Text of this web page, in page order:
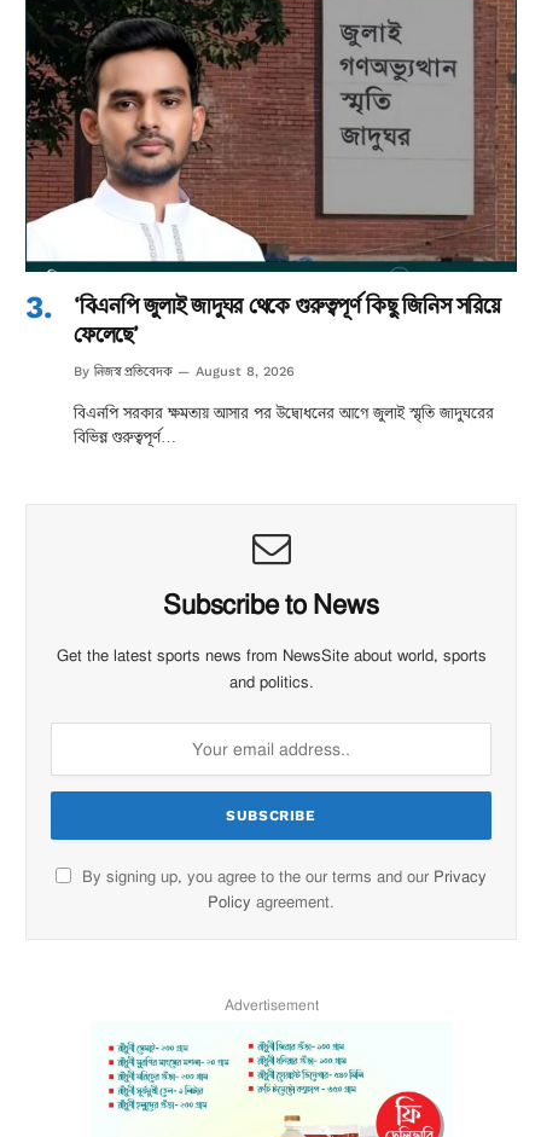
‘বিএনপি জুলাই জাদুঘর থেকে গুরুত্বপূর্ণ কিছু জিনিস সরিয়ে
ফেলেছে’
By নিজস্ব প্রতিবেদক August 8, 2026
বিএনপি সরকার ক্ষমতায় আসার পর উদ্বোধনের আগে জুলাই স্মৃতি জাদুঘরের
বিভিন্ন গুরুত্বপূর্ণ…
Subscribe to News
Get the latest sports news from NewsSite about world, sports
and politics.
By signing up, you agree to the our terms and our Privacy
Policy agreement.
Advertisement